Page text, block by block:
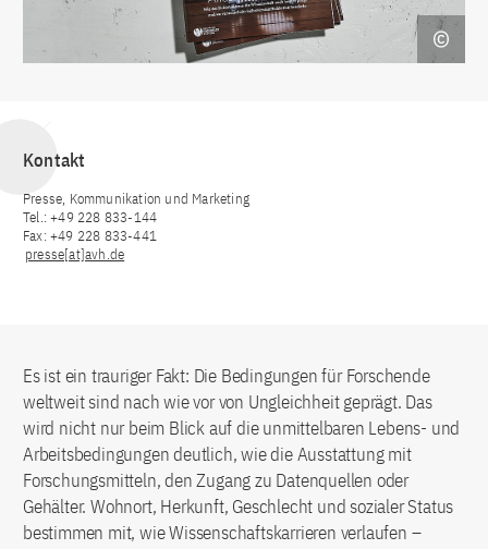
Kontakt
Presse, Kommunikation und Marketing
Tel.: +49 228 833-144
Fax: +49 228 833-441
presse[at]avh.de
Es ist ein trauriger Fakt: Die Bedingungen für Forschende
weltweit sind nach wie vor von Ungleichheit geprägt. Das
wird nicht nur beim Blick auf die unmittelbaren Lebens- und
Arbeitsbedingungen deutlich, wie die Ausstattung mit
Forschungsmitteln, den Zugang zu Datenquellen oder
Gehälter. Wohnort, Herkunft, Geschlecht und sozialer Status
bestimmen mit, wie Wissenschaftskarrieren verlaufen –